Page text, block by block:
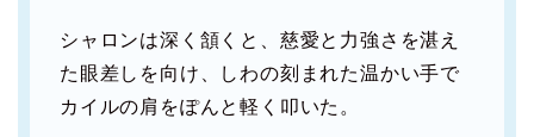
シャロンは深く頷くと、慈愛と力強さを湛え
た眼差しを向け、しわの刻まれた温かい手で
カイルの肩をぽんと軽く叩いた。